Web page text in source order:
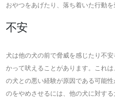
おやつをあげたり、落ち着いた行動を
不安
犬は他の犬の前で脅威を感じたり不
かって吠えることがあります。これ
の犬との悪い経験が原因である可能
のをやめさせるには、他の犬に対す